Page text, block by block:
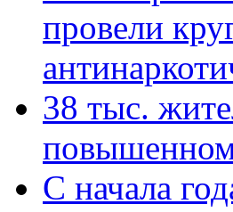
провели
38 тыс.
повышенном
С начала